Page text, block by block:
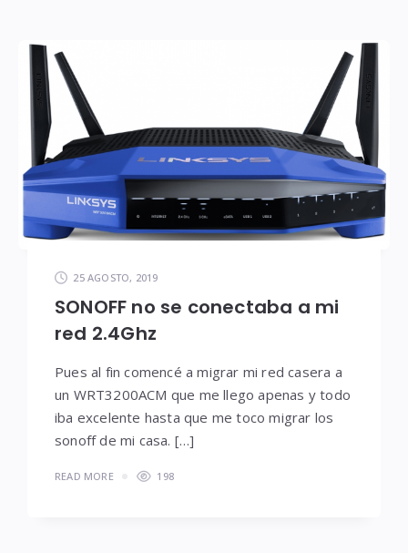
25 AGOSTO, 2019
SONOFF no se conectaba a mi
red 2.4Ghz
Pues al fin comencé a migrar mi red casera a
un WRT3200ACM que me llego apenas y todo
iba excelente hasta que me toco migrar los
sonoff de mi casa. […]
READ MORE 198